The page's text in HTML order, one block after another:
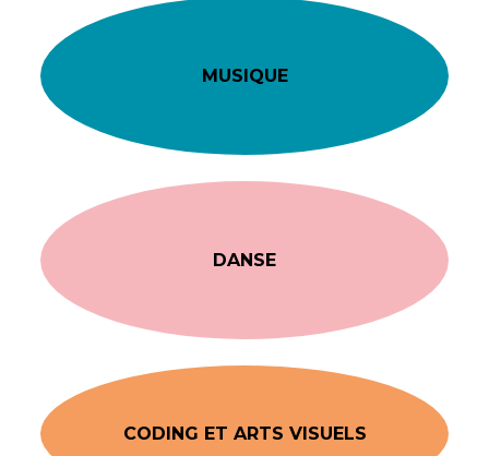
MUSIQUE
DANSE
CODING ET ARTS VISUELS